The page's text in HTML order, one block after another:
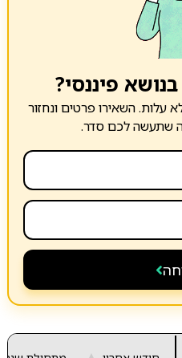
פיננסי?
עלות. השאירו פרטים ונחזור
שתעשה לכם סדר.
▲